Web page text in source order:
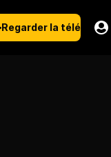
Regarder la télé